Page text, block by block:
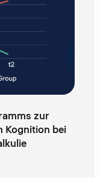
zur
Kognition bei